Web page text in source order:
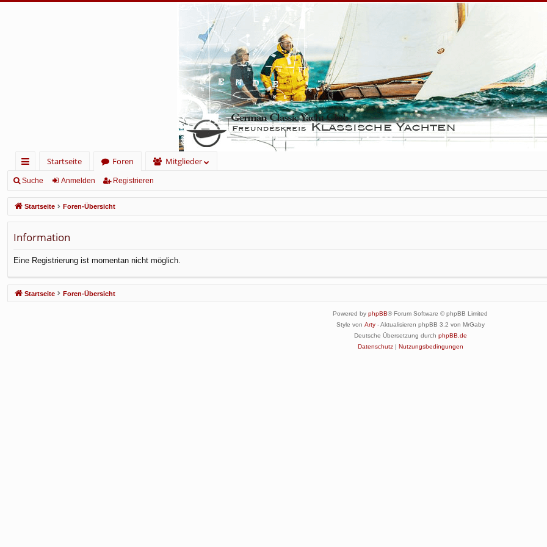
ch
ne
llz
ug
Startseite Foren
Mitglieder
Suche Anmelden Registrieren
Startseite Foren-Übersicht
Information
Eine Registrierung ist momentan nicht möglich.
Startseite Foren-Übersicht
Powered by phpBB® Forum Software © phpBB Limited
Style von Arty- Aktualisieren phpBB 3.2 von MrGaby
Deutsche Übersetzung durch phpBB.de
Datenschutz| Nutzungsbedingungen